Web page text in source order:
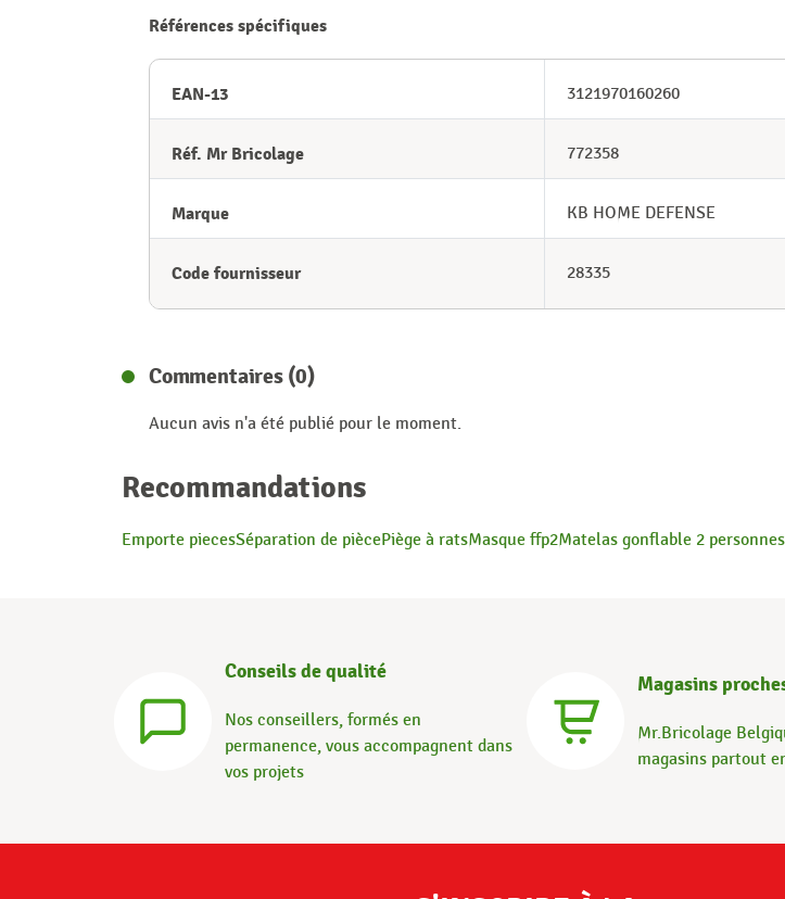
Références spécifiques
EAN-13 3121970160260
Réf. Mr Bricolage 772358
Marque KB HOME DEFENSE
Code fournisseur 28335
Commentaires (0)
Aucun avis n'a été publié pour le moment.
Recommandations
Emporte piecesSéparation de piècePiège à ratsMasque ffp2Matelas gonflable 2 personnes
Conseils de qualité
Nos conseillers, formés en
permanence, vous accompagnent dans
vos projets
Magasins
Mr.Bricolage
magasins partout